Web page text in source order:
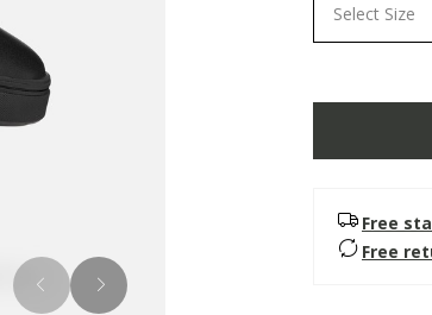
Select Size
Free
Free